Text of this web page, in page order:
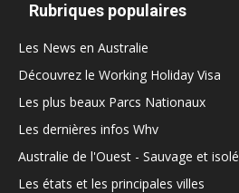
Rubriques populaires
Les News en Australie
Découvrez le Working Holiday Visa
Les plus beaux Parcs Nationaux
Les dernières infos Whv
Australie de l'Ouest - Sauvage et isolé
Les états et les principales villes